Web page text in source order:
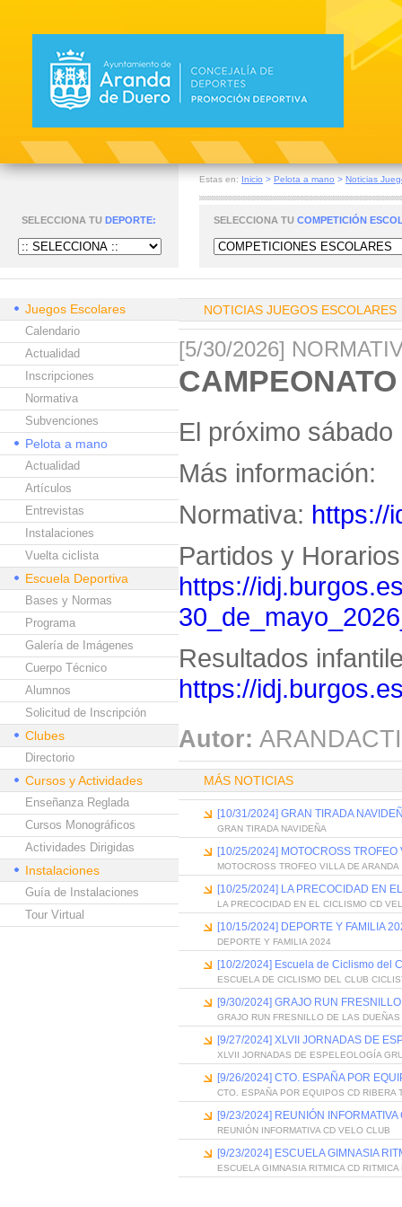
Estas en: Inicio > Pelota a mano > Noticias
SELECCIONA TUDEPORTE: SELECCIONA TU COMPETICIÓN
Juegos Escolares
Calendario
Actualidad
Inscripciones
Normativa
Subvenciones
Pelota a mano
Actualidad
Artículos
Entrevistas
Instalaciones
Vuelta ciclista
Escuela Deportiva
Bases y Normas
Programa
Galería de Imágenes
Cuerpo Técnico
Alumnos
Solicitud de Inscripción
Clubes
Directorio
Cursos y Actividades
Enseñanza Reglada
Cursos Monográficos
Actividades Dirigidas
Instalaciones
Guía de Instalaciones
Tour Virtual
NOTICIAS JUEGOS ESCOLARES
[5/30/2026]
El próximo
Más información:
Normativa: https://
Partidos y
https://
Resultados
https://
Autor:
MÁS NOTICIAS
[10/31/2024] GRAN TIRADA
GRAN TIRADA NAVIDEÑA
[10/25/2024] MOTOCROSS TROFEO
MOTOCROSS TROFEO VILLA DE ARANDA
[10/25/2024] LA PRECOCIDAD EN
LA PRECOCIDAD EN EL CICLISMO CD
[10/15/2024] DEPORTE Y FAMILIA
DEPORTE Y FAMILIA 2024
[10/2/2024] Escuela de Ciclismo del
ESCUELA DE CICLISMO DEL CLUB
[9/30/2024] GRAJO RUN
GRAJO RUN FRESNILLO DE LAS DUEÑAS
[9/27/2024] XLVII JORNADAS DE
XLVII JORNADAS DE ESPELEOLOGÍA
[9/26/2024] CTO. ESPAÑA POR
CTO. ESPAÑA POR EQUIPOS CD RIBERA
[9/23/2024] REUNIÓN
REUNIÓN INFORMATIVA CD VELO CLUB
[9/23/2024] ESCUELA GIMNASIA
ESCUELA GIMNASIA RITMICA CD RITMICA